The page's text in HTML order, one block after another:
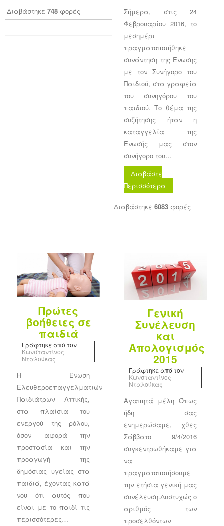
Διαβάστηκε 748 φορές
Σήμερα, στις 24
Φεβρουαρίου 2016, το
μεσημέρι
πραγματοποιήθηκε
συνάντηση της Ένωσης
με τον Συνήγορο του
Παιδιού, στα γραφεία
του συνηγόρου του
παιδιού. Το θέμα της
συζήτησης ήταν η
καταγγελία της
Ένωσής μας στον
συνήγορο του…
Διαβάστε
Περισσότερα
Διαβάστηκε 6083 φορές
Πρώτες
βοήθειες σε
παιδιά
Γράφτηκε από τον
Κωνσταντίνος
Νταλούκας
Η Ένωση
Ελευθεροεπαγγελματιών
Παιδιάτρων Αττικής,
στα πλαίσια του
ενεργού της ρόλου,
όσον αφορά την
προστασία και την
προαγωγή της
δημόσιας υγείας στα
παιδιά, έχοντας κατά
νου ότι αυτός που
είναι με το παιδί τις
περισσότερες…
Γενική
Συνέλευση
και
Απολογισμός
2015
Γράφτηκε από τον
Κωνσταντίνος
Νταλούκας
Αγαπητά μέλη Όπως
ήδη σας
ενημερώσαμε, χθες
Σάββατο 9/4/2016
συγκεντρωθήκαμε για
να
πραγματοποιήσουμε
την ετήσια γενική μας
συνέλευση.Δυστυχώς ο
αριθμός των
προσελθόντων